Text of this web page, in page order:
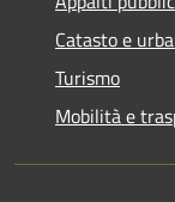
Catasto e
Turismo
Mobilità e